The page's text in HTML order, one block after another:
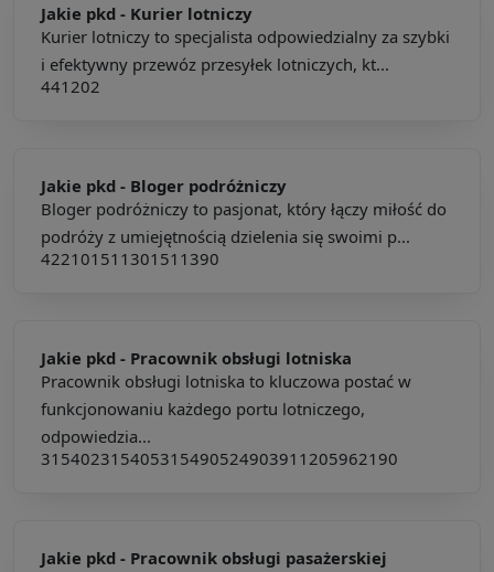
Jakie pkd - Kurier lotniczy
Kurier lotniczy to specjalista odpowiedzialny za szybki
i efektywny przewóz przesyłek lotniczych, kt...
441202
Jakie pkd - Bloger podróżniczy
Bloger podróżniczy to pasjonat, który łączy miłość do
podróży z umiejętnością dzielenia się swoimi p...
422101 511301 511390
Jakie pkd - Pracownik obsługi lotniska
Pracownik obsługi lotniska to kluczowa postać w
funkcjonowaniu każdego portu lotniczego,
odpowiedzia...
315402315405315490524903911205962190
Jakie pkd - Pracownik obsługi pasażerskiej